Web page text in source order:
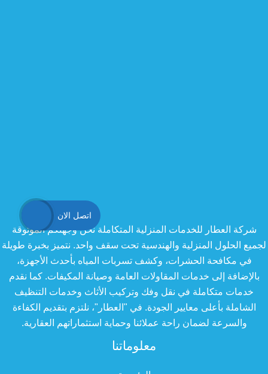
شركة العطار للخدمات المنزلية المتكاملة نحن وجهتكم الموثوقة
لجميع الحلول المنزلية والهندسية تحت سقف واحد. نتميز بخبرة طويلة
في مكافحة الحشرات، وكشف تسربات المياه بأحدث الأجهزة،
بالإضافة إلى خدمات المقاولات العامة وصيانة المكيفات. كما نقدم
خدمات متكاملة في نقل وفك وتركيب الأثاث وخدمات التنظيف
الشاملة بأعلى معايير الجودة. في "العطار"، نلتزم بتقديم الكفاءة
والسرعة لضمان راحة عملائنا وحماية استثماراتهم العقارية.
معلوماتنا
اتصل الان